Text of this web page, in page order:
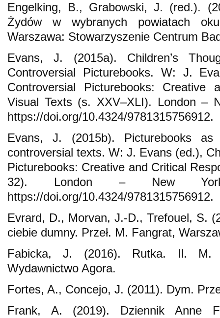
Engelking, B., Grabowski, J. (red.).
Żydów w wybranych powiatach
Warszawa: Stowarzyszenie Centrum
Evans, J. (2015a). Children’s
Controversial Picturebooks. W: J.
Controversial Picturebooks: Creative
Visual Texts (s. XXV–XLI). London –
https://doi.org/10.4324/9781315756912.
Evans, J. (2015b). Picturebooks as
controversial texts. W: J. Evans (ed.),
Picturebooks: Creative and Critical
32). London – New
https://doi.org/10.4324/9781315756912.
Evrard, D., Morvan, J.-D., Trefouel, S.
ciebie dumny. Przeł. M. Fangrat,
Fabicka, J. (2016). Rutka. Il. M.
Wydawnictwo Agora.
Fortes, A., Concejo, J. (2011). Dym.
Frank, A. (2019). Dziennik Anne